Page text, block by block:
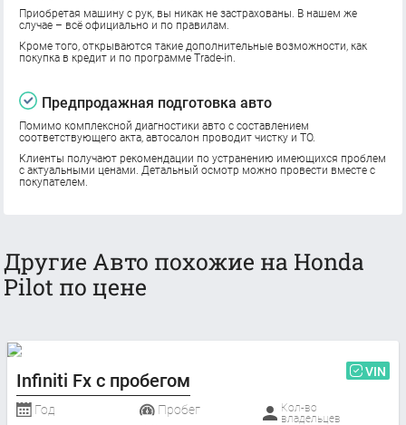
Приобретая машину с рук, вы никак не застрахованы. В нашем же
случае – всё официально и по правилам.
Кроме того, открываются такие дополнительные возможности, как
покупка в кредит и по программе Trade-in.
Предпродажная подготовка авто
Помимо комплексной диагностики авто с составлением
соответствующего акта, автосалон проводит чистку и ТО.
Клиенты получают рекомендации по устранению имеющихся проблем
с актуальными ценами. Детальный осмотр можно провести вместе с
покупателем.
Другие Авто похожие на Honda
Pilot по цене
Infiniti Fx с пробегом VIN
Год
Пробег
Кол-во
владельцев